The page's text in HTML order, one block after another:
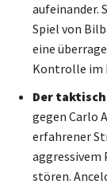
aufeinander.
Spiel von
eine
Kontrolle im
Der
gegen Carlo
erfahrener
aggressivem
stören.